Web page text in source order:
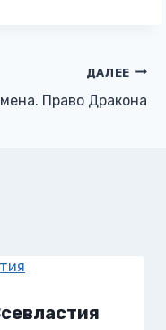
ДАЛЕЕ
Право Дракона